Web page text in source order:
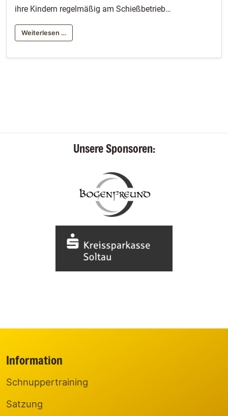
ihre Kindern regelmäßig am Schießbetrieb…
Weiterlesen …
Unsere Sponsoren:
Information
Schnuppertraining
Satzung